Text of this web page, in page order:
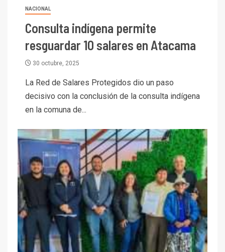
NACIONAL
Consulta indígena permite
resguardar 10 salares en Atacama
30 octubre, 2025
La Red de Salares Protegidos dio un paso
decisivo con la conclusión de la consulta indígena
en la comuna de...